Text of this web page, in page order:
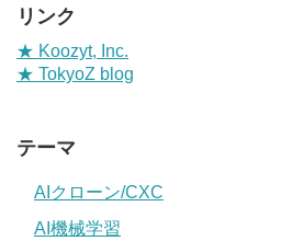
リンク
★ Koozyt, Inc.
★ TokyoZ blog
テーマ
AIクローン/CXC
AI機械学習